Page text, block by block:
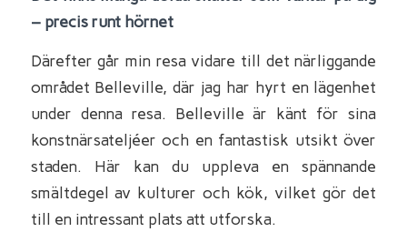
– precis runt hörnet
Därefter går min resa vidare till det närliggande
området Belleville, där jag har hyrt en lägenhet
under denna resa. Belleville är känt för sina
konstnärsateljéer och en fantastisk utsikt över
staden. Här kan du uppleva en spännande
smältdegel av kulturer och kök, vilket gör det
till en intressant plats att utforska.